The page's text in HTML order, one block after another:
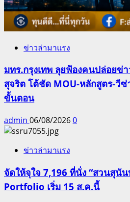
ข่าวล่ามาแรง
มทร.กรุงเทพ ลุยฟ้องคนปล่อยข่
สุจริต โต้ชัด MOU-หลักสูตร-วี
ขั้นตอน
admin 06/08/20260
ข่าวล่ามาแรง
จัดให้จุใจ 7,196 ที่นั่ง “สวนสุนัน
Portfolio เริ่ม 15 ส.ค.นี้